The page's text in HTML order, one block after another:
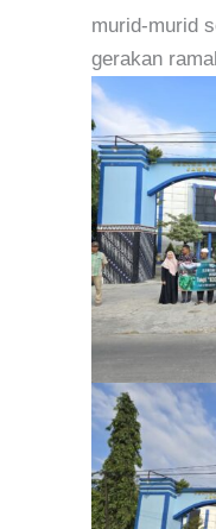
murid-murid
gerakan